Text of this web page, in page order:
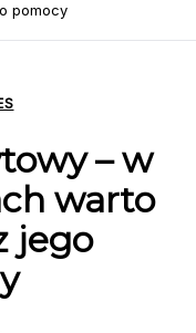
pomocy
– w
warto
jego